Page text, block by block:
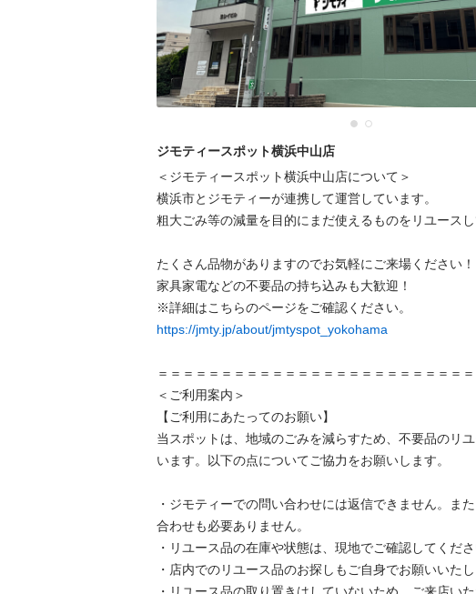
ジモティースポット横浜中山店
＜ジモティースポット横浜中山店について＞
横浜市とジモティーが連携して運営しています。
粗⼤ごみ等の減量を⽬的にまだ使えるものをリユースし
たくさん品物がありますのでお気軽にご来場ください！
家具家電などの不要品の持ち込みも大歓迎！
https://jmty.jp/about/jmtyspot_yokohama
＝＝＝＝＝＝＝＝＝＝＝＝＝＝＝＝＝＝＝＝＝＝＝＝＝
＜ご利用案内＞
【ご利用にあたってのお願い】
当スポットは、地域のごみを減らすため、不要品のリ
います。以下の点についてご協力をお願いします。
・ジモティーでの問い合わせには返信できません。ま
合わせも必要ありません。
・リユース品の在庫や状態は、現地でご確認してくださ
・店内でのリユース品のお探しもご自身でお願いいたし